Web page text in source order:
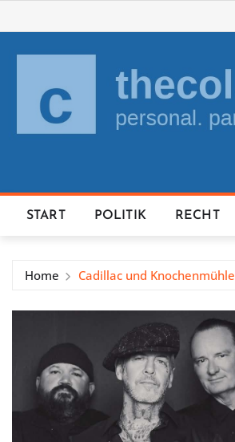
to
content
START POLITIK RECHT
Home Cadillac und Knochenmühle